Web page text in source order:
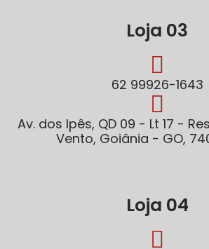
Loja 03
62 99926-1643
Av. dos Ipês, QD 09 - Lt 17 -
Vento, Goiânia - GO,
Loja 04